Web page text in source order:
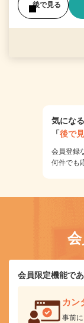
後で見る
気にな
「後で
会員登録
何件でも
会員限定機能で
カン
事前